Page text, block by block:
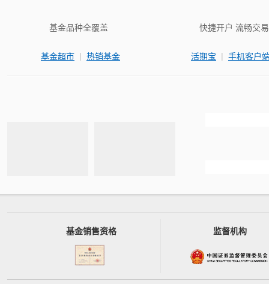
基金品种全覆盖
基金超市 | 热销基金
快捷开户 流畅交易
活期宝 | 手机客户
基金销售资格 监督机构